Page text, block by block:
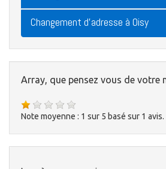
Changement d'adresse à Oisy
Array, que pensez vous de votre
Note moyenne : 1 sur 5 basé sur 1 avis.